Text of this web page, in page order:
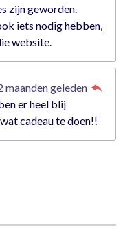
zijn geworden.
iets nodig hebben,
website.
maanden geleden
er heel blij
cadeau te doen!!